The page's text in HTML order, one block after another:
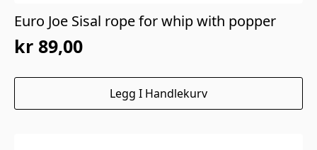
Euro Joe Sisal rope for whip with popper
kr 89,00
Legg I Handlekurv